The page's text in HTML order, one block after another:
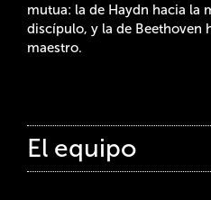
mutua: la de Haydn hacia la
discípulo, y la de Beethoven
maestro.
El equipo